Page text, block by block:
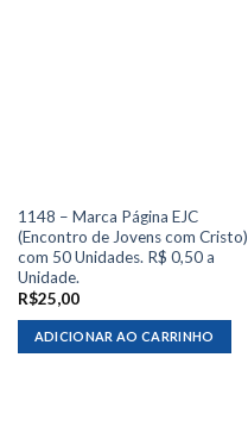
1148 – Marca Página EJC
(Encontro de Jovens com Cristo)
com 50 Unidades. R$ 0,50 a
Unidade.
R$25,00
ADICIONAR AO CARRINHO